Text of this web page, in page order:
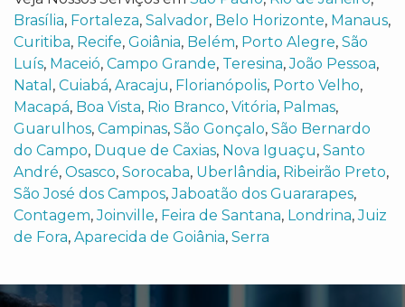
Brasília, Fortaleza, Salvador, Belo Horizonte, Manaus,
Curitiba, Recife, Goiânia, Belém, Porto Alegre, São
Luís, Maceió, Campo Grande, Teresina,João Pessoa,
Natal , Cuiabá, Aracaju, Florianópolis, Porto Velho,
Macapá, Boa Vista, Rio Branco, Vitória, Palmas,
Guarulhos, Campinas, São Gonçalo, São Bernardo
do Campo, Duque de Caxias, Nova Iguaçu, Santo
André, Osasco, Sorocaba, Uberlândia, Ribeirão Preto,
São José dos Campos,Jaboatão dos Guararapes,
Contagem,Joinville, Feira de Santana, Londrina,Juiz
de Fora, Aparecida de Goiânia, Serra